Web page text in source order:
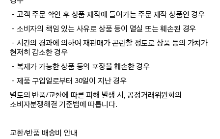
－고객 주문 확인 후 상품 제작에 들어가는 주문 제작 상품인 경우
－소비자의 책임 있는 사유로 상품 등이 멸실 또는 훼손된 경우
－시간의 경과에 의하여 재판매가 곤란할 정도로 상품 등의 가치가
현저히 감소한 경우
－복제가 가능한 상품 등의 포장을 훼손한 경우
－제품 구입일로부터 30일이 지난 경우
별도의 반품/교환에 따른 피해 발생 시, 공정거래위원회의
소비자분쟁해결 기준법에 따릅니다.
교환/반품 배송비 안내